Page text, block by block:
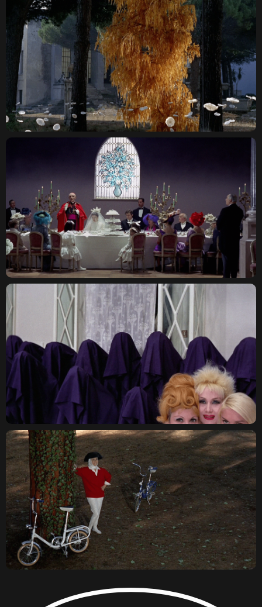
ИП ЛЕОНОВ ЛЕОНИД ДЕНИСОВИЧ
ОГРНИП 315784700216150
ИНН 780251283548
ПО ВОПРОСАМ СОТРУДНИЧЕСТВА И ПРОКАТА:
OUTCINEMA@YANDEX.RU
КОВЕНСКИЙ 14, САНКТ-
КОНФИДЕНЦИАЛЬНОСТЬ
ДОГОВОР ОФЕРТЫ
TELEGRAM